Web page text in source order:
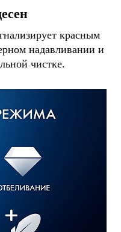
красным
надавливании и
чистке.